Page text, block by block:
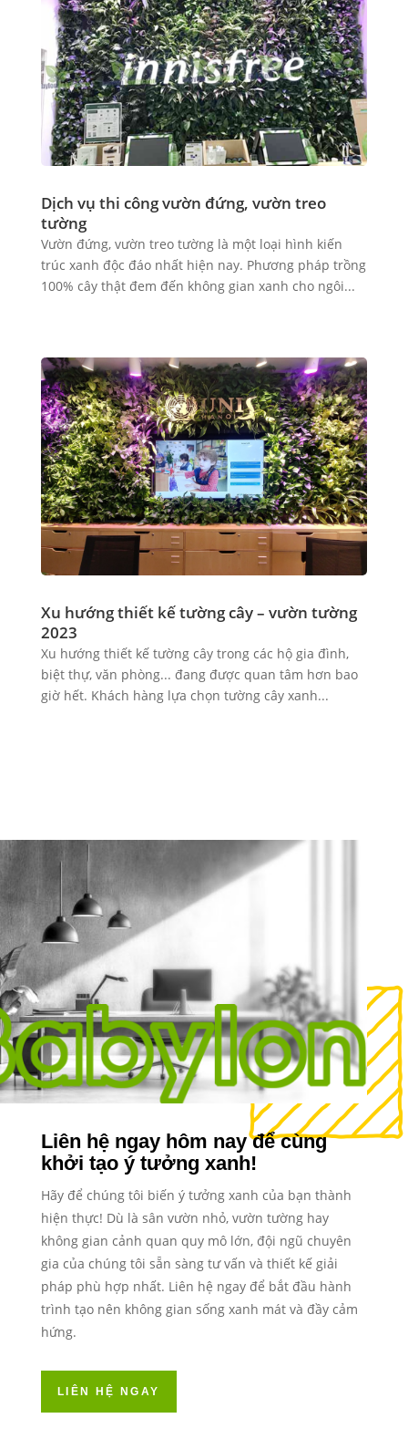
Dịch vụ thi công vườn đứng, vườn treo
tường
Vườn đứng, vườn treo tường là một loại hình kiến
trúc xanh độc đáo nhất hiện nay. Phương pháp trồng
100% cây thật đem đến không gian xanh cho ngôi...
Xu hướng thiết kế tường cây – vườn tường
2023
Xu hướng thiết kế tường cây trong các hộ gia đình,
biệt thự, văn phòng... đang được quan tâm hơn bao
giờ hết. Khách hàng lựa chọn tường cây xanh...
Liên hệ ngay hôm nay để cùng
khởi tạo ý tưởng xanh!
Hãy để chúng tôi biến ý tưởng xanh của bạn thành
hiện thực! Dù là sân vườn nhỏ, vườn tường hay
không gian cảnh quan quy mô lớn, đội ngũ chuyên
gia của chúng tôi sẵn sàng tư vấn và thiết kế giải
pháp phù hợp nhất. Liên hệ ngay để bắt đầu hành
trình tạo nên không gian sống xanh mát và đầy cảm
hứng.
LIÊN HỆ NGAY